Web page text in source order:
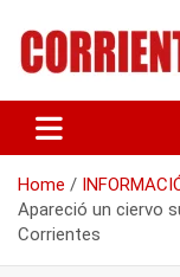
content
Home
Apareció un ciervo
Corrientes